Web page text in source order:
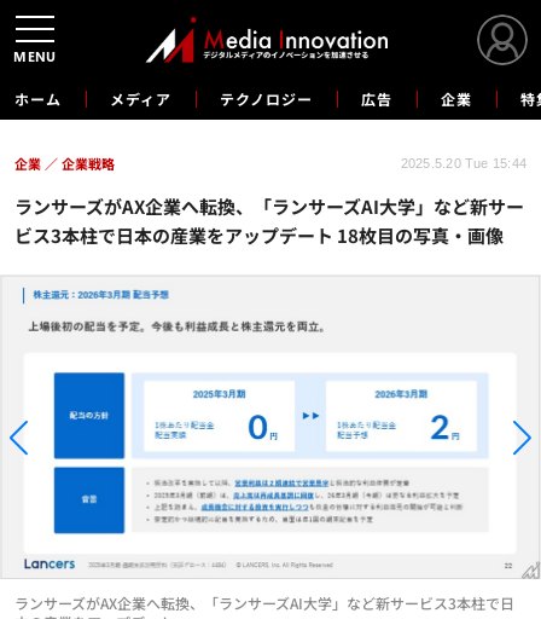
ホーム メディア テクノロジー 広告 企業 特
ランサーズがAX企業へ転換、「ランサーズAI大学」など新サー
ビス3本柱で日本の産業をアップデート 18枚目の写真・画像
企業 企業戦略 2025.5.20 Tue 15:44
ランサーズがAX企業へ転換、「ランサーズAI大学」など新サービス3本柱で日
MENU